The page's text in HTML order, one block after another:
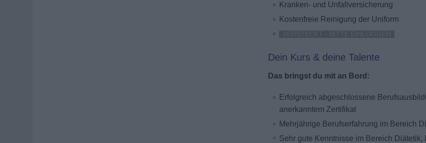
Kranken- und Unfallversicherung
Kostenfreie Reinigung der Uniform
Dein Kurs & deine Talente
Das bringst du mit an Bord:
Erfolgreich abgeschlossene
anerkanntem Zertifikat
Mehrjährige Berufserfahrung im Bereich
Sehr gute Kenntnisse im Bereich